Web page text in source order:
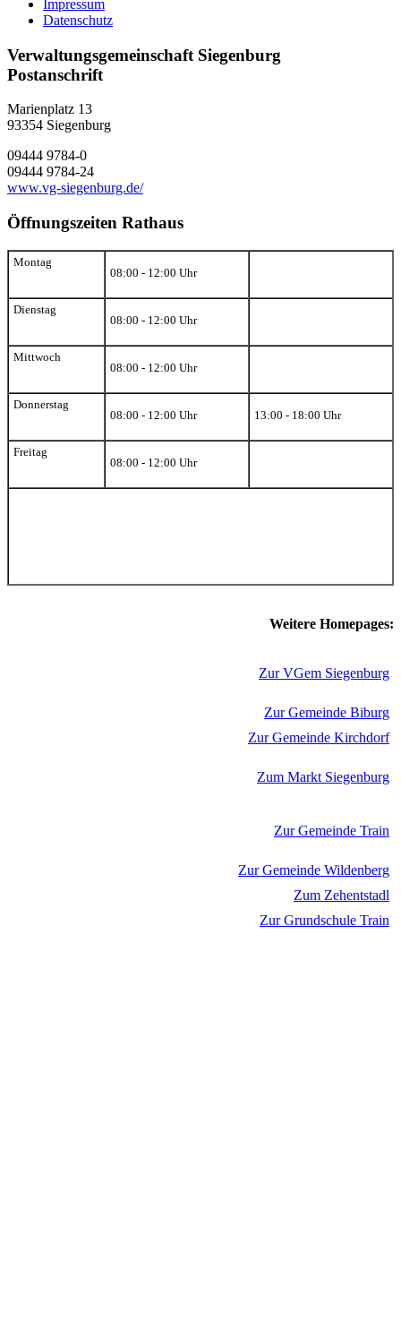
Impressum
Datenschutz
Verwaltungsgemeinschaft Siegenburg
Postanschrift
Marienplatz 13
93354 Siegenburg
09444 9784-0
09444 9784-24
www.vg-siegenburg.de/
Öffnungszeiten Rathaus
Montag
08:00 - 12:00 Uhr
Dienstag
08:00 - 12:00 Uhr
Mittwoch
08:00 - 12:00 Uhr
Donnerstag
08:00 - 12:00 Uhr
13:00 - 18:00 Uhr
Freitag
08:00 - 12:00 Uhr
Weitere Homepages:
Zur VGem Siegenburg
Zur Gemeinde Biburg
Zur Gemeinde Kirchdorf
Zum Markt Siegenburg
Zur Gemeinde Train
Zur Gemeinde Wildenberg
Zum Zehentstadl
Zur Grundschule Train